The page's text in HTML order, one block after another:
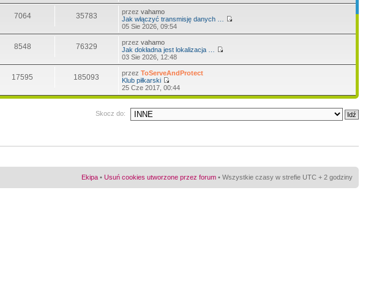
7064 35783 przezvahamo
Jak włączyć transmisję danych …
05 Sie 2026, 09:54
8548 76329 przezvahamo
Jak dokładna jest lokalizacja …
03 Sie 2026, 12:48
17595 185093 przezToServeAndProtect
Klub piłkarski
25 Cze 2017, 00:44
Skocz do:
Ekipa • Usuń cookies utworzone przez forum • Wszystkie czasy w strefie UTC + 2 godziny